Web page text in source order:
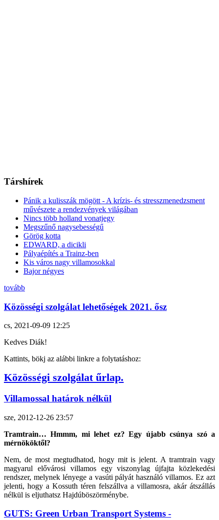
Társhírek
Pánik a kulisszák mögött - A krízis- és stresszmenedzsment
művészete a rendezvények világában
Nincs több holland vonatjegy
Megszűnő nagysebességű
Görög kotta
EDWARD, a dicikli
Pályaépítés a Trainz-ben
Kis város nagy villamosokkal
Bajor négyes
tovább
Közösségi szolgálat lehetőségek 2021. ősz
cs, 2021-09-09 12:25
Kedves Diák!
Kattints, bökj az alábbi linkre a folytatáshoz:
Közösségi szolgálat űrlap.
Villamossal határok nélkül
sze, 2012-12-26 23:57
Tramtrain… Hmmm, mi lehet ez? Egy újabb csúnya szó a
mérnököktől?
Nem, de most megtudhatod, hogy mit is jelent. A tramtrain vagy
magyarul elővárosi villamos egy viszonylag újfajta közlekedési
rendszer, melynek lényege a vasúti pályát használó villamos. Ez azt
jelenti, hogy a Kossuth téren felszállva a villamosra, akár átszállás
nélkül is eljuthatsz Hajdúböszörménybe.
GUTS: Green Urban Transport Systems -